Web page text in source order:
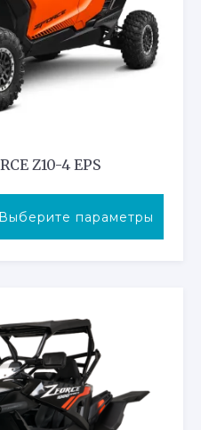
Z10-4 EPS
Выберите параметры
Опции
можно
выбрать
на
странице